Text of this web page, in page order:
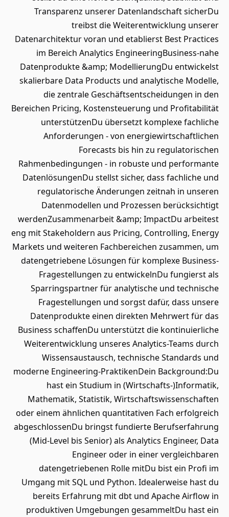
Transparenz unserer Datenlandschaft sicherDu
treibst die Weiterentwicklung unserer
Datenarchitektur voran und etablierst Best Practices
im Bereich Analytics EngineeringBusiness-nahe
Datenprodukte &amp; ModellierungDu entwickelst
skalierbare Data Products und analytische Modelle,
die zentrale Geschäftsentscheidungen in den
Bereichen Pricing, Kostensteuerung und Profitabilität
unterstützenDu übersetzt komplexe fachliche
Anforderungen - von energiewirtschaftlichen
Forecasts bis hin zu regulatorischen
Rahmenbedingungen - in robuste und performante
DatenlösungenDu stellst sicher, dass fachliche und
regulatorische Änderungen zeitnah in unseren
Datenmodellen und Prozessen berücksichtigt
werdenZusammenarbeit &amp; ImpactDu arbeitest
eng mit Stakeholdern aus Pricing, Controlling, Energy
Markets und weiteren Fachbereichen zusammen, um
datengetriebene Lösungen für komplexe Business-
Fragestellungen zu entwickelnDu fungierst als
Sparringspartner für analytische und technische
Fragestellungen und sorgst dafür, dass unsere
Datenprodukte einen direkten Mehrwert für das
Business schaffenDu unterstützt die kontinuierliche
Weiterentwicklung unseres Analytics-Teams durch
Wissensaustausch, technische Standards und
moderne Engineering-PraktikenDein Background:Du
hast ein Studium in (Wirtschafts-)Informatik,
Mathematik, Statistik, Wirtschaftswissenschaften
oder einem ähnlichen quantitativen Fach erfolgreich
abgeschlossenDu bringst fundierte Berufserfahrung
(Mid-Level bis Senior) als Analytics Engineer, Data
Engineer oder in einer vergleichbaren
datengetriebenen Rolle mitDu bist ein Profi im
Umgang mit SQL und Python. Idealerweise hast du
bereits Erfahrung mit dbt und Apache Airflow in
produktiven Umgebungen gesammeltDu hast ein